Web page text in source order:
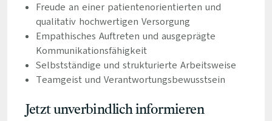
Freude an einer patientenorientierten und
qualitativ hochwertigen Versorgung
Empathisches Auftreten und ausgeprägte
Kommunikationsfähigkeit
Selbstständige und strukturierte Arbeitsweise
Teamgeist und Verantwortungsbewusstsein
Jetzt unverbindlich informieren